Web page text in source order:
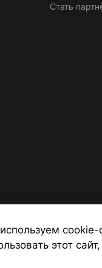
Стать
- Поиск туров от
этот